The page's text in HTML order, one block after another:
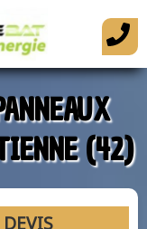
(42)